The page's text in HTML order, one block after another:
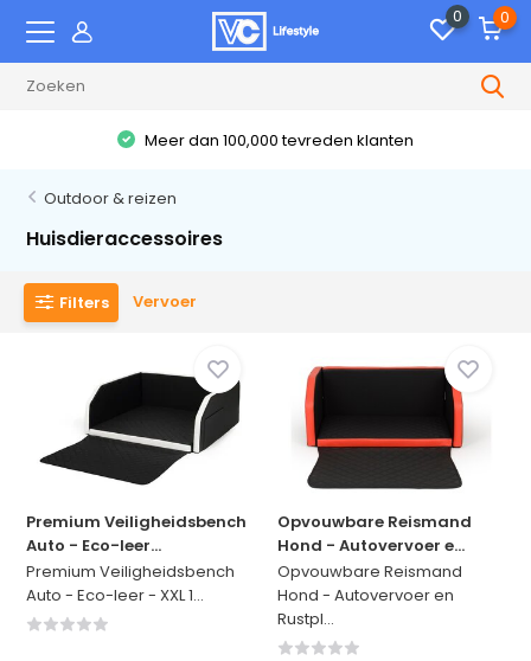
0 0
Meer dan 100,000 tevreden klanten
Outdoor & reizen
Huisdieraccessoires
Filters Vervoer
Premium Veiligheidsbench
Auto - Eco-leer...
Premium Veiligheidsbench
Auto - Eco-leer - XXL 1...
Opvouwbare Reismand
Hond - Autovervoer e...
Opvouwbare Reismand
Hond - Autovervoer en
Rustpl...